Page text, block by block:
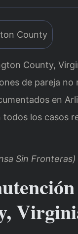
County,
de pareja
en
los casos
Sin Fronteras)